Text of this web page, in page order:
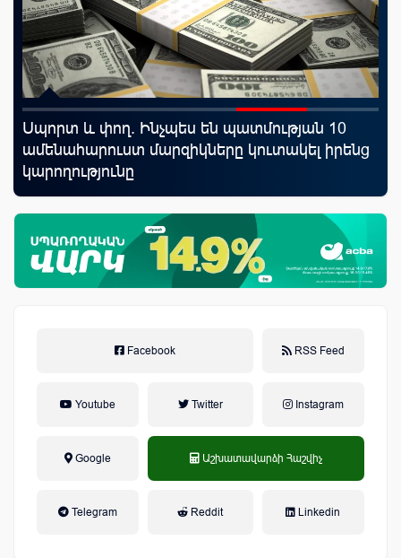
Սպորտ և փող. Ինչպես են պատմության 10
ամենահարուստ մարզիկները կուտակել իրենց
կարողությունը
Facebook RSS Feed
Youtube Twitter Instagram
Google Աշխատավարձի Հաշվիչ
Telegram Reddit Linkedin